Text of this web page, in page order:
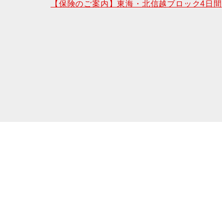
【保険のご案内】東海・北信越ブロック4日間